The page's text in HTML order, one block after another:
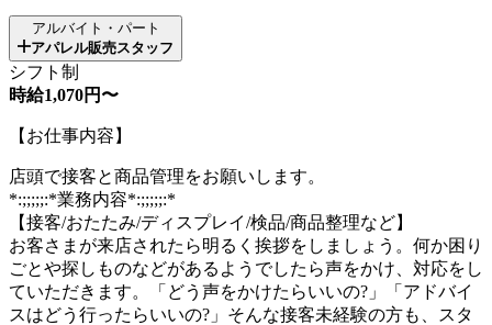
アルバイト・パート
アパレル販売スタッフ
シフト制
時給1,070円〜
【お仕事内容】
店頭で接客と商品管理をお願いします。
*:;;;;;:*業務内容*:;;;;;:*
【接客/おたたみ/ディスプレイ/検品/商品整理など】
お客さまが来店されたら明るく挨拶をしましょう。何か困り
ごとや探しものなどがあるようでしたら声をかけ、対応をし
ていただきます。「どう声をかけたらいいの?」「アドバイ
スはどう行ったらいいの?」そんな接客未経験の方も、スタ